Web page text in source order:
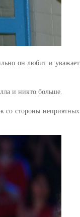
он любит и уважает
и никто больше.
со стороны неприятных